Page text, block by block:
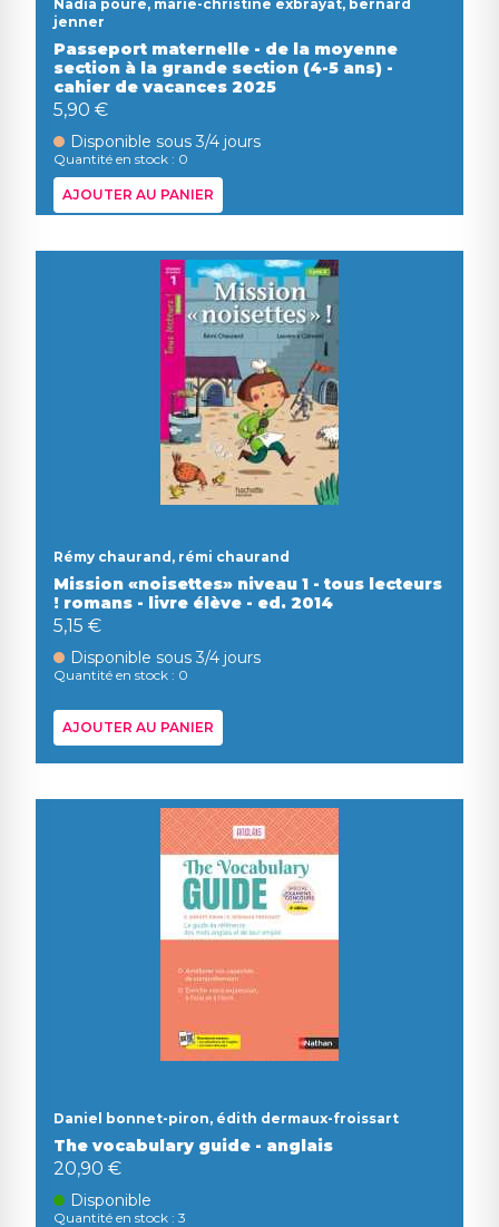
Nadia poure, marie-christine exbrayat, bernard
jenner
Passeport maternelle - de la moyenne
section à la grande section (4-5 ans) -
cahier de vacances 2025
5,90 €
Disponible sous 3/4 jours
Quantité en stock : 0
AJOUTER AU PANIER
Rémy chaurand, rémi chaurand
Mission «noisettes» niveau 1 - tous lecteurs
! romans - livre élève - ed. 2014
5,15 €
Disponible sous 3/4 jours
Quantité en stock : 0
AJOUTER AU PANIER
Daniel bonnet-piron, édith dermaux-froissart
The vocabulary guide - anglais
20,90 €
Disponible
Quantité en stock : 3